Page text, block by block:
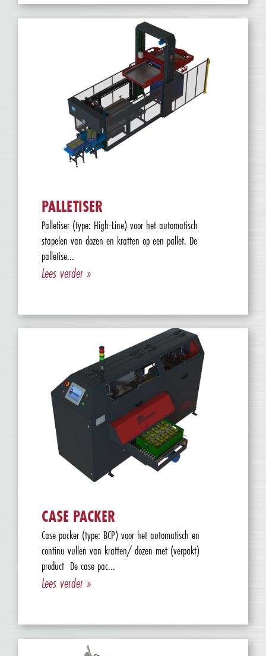
PALLETISER
Palletiser (type: High-Line) voor het automatisch
stapelen van dozen en kratten op een pallet. De
palletise...
Lees verder »
CASE PACKER
Case packer (type: BCP) voor het automatisch en
continu vullen van kratten/ dozen met (verpakt)
product De case pac...
Lees verder »